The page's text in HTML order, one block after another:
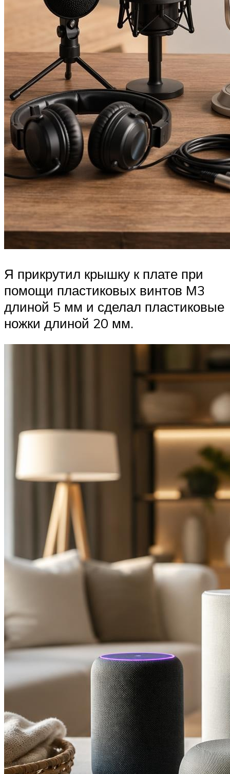
Я прикрутил крышку к плате при
помощи пластиковых винтов М3
длиной 5 мм и сделал пластиковые
ножки длиной 20 мм.